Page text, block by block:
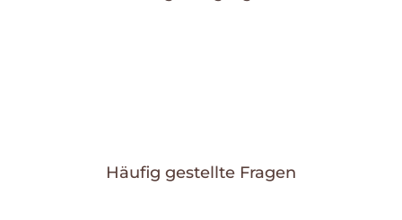
Häufig gestellte Fragen